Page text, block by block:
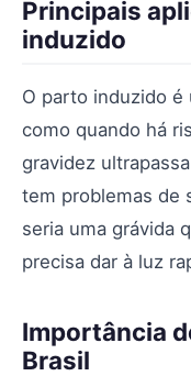
Principais
induzido
O parto induzido é
como quando há
gravidez
tem problemas de
seria uma grávida
precisa dar à luz
Importância
Brasil